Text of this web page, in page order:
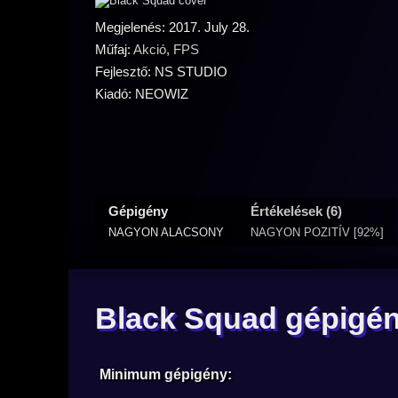
Megjelenés: 2017. July 28.
Műfaj: Akció, FPS
Fejlesztő: NS STUDIO
Kiadó: NEOWIZ
Gépigény
NAGYON ALACSONY
Értékelések (6)
NAGYON POZITÍV [92%]
Black Squad
Minimum gépigény: